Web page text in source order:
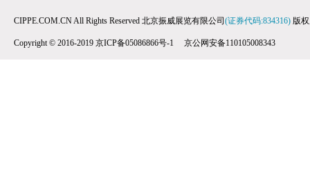
CIPPE.COM.CN All Rights Reserved 北京振威展览有限公司 (证券代码:834316) 版
Copyright © 2016-2019 京ICP备05086866号-1 京公网安备110105008343